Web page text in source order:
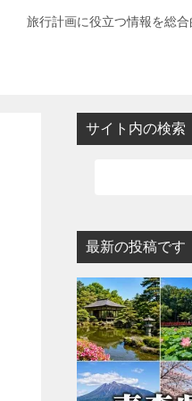
旅行計画に役立つ情報を総合
サイト内の検索
最新の投稿です